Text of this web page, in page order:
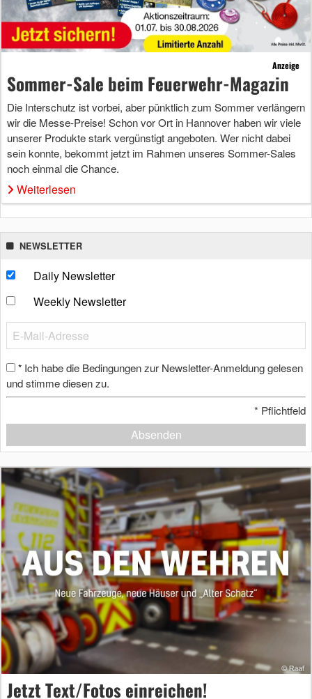
Anzeige
Sommer-Sale beim Feuerwehr-Magazin
Die Interschutz ist vorbei, aber pünktlich zum Sommer verlängern
wir die Messe-Preise! Schon vor Ort in Hannover haben wir viele
unserer Produkte stark vergünstigt angeboten. Wer nicht dabei
sein konnte, bekommt jetzt im Rahmen unseres Sommer-Sales
noch einmal die Chance.
Weiterlesen
NEWSLETTER
Daily Newsletter
Weekly Newsletter
* Ich habe die Bedingungen zur Newsletter-Anmeldung gelesen
und stimme diesen zu.
* Pflichtfeld
Absenden
Jetzt Text/Fotos einreichen!